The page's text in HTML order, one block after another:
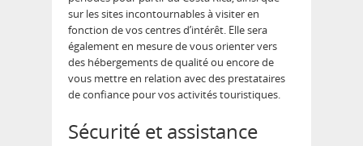
sur les sites incontournables à visiter en
fonction de vos centres d’intérêt. Elle sera
également en mesure de vous orienter vers
des hébergements de qualité ou encore de
vous mettre en relation avec des prestataires
de confiance pour vos activités touristiques.
Sécurité et assistance